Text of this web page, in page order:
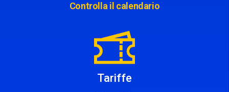
Controlla il calendario
Tariffe